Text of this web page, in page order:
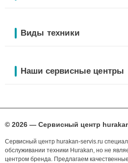
Виды техники
Наши сервисные центры
© 2026 — Сервисный центр
Сервисный центр hurakan-servis.ru
обслуживании техники Hurakan, но не
центром бренда. Предлагаем